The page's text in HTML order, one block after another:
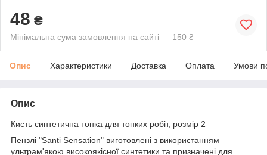
48 ₴
Мінімальна сума замовлення на сайті — 150 ₴
Опис Характеристики Доставка Оплата Умови
Опис
Кисть синтетична тонка для тонких робіт, розмір 2
Пензлі "Santi Sensation" виготовлені з використанням
ультрам'якою високоякісної синтетики та призначені для